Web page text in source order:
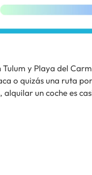
y Playa del
o quizás una ruta
un coche es